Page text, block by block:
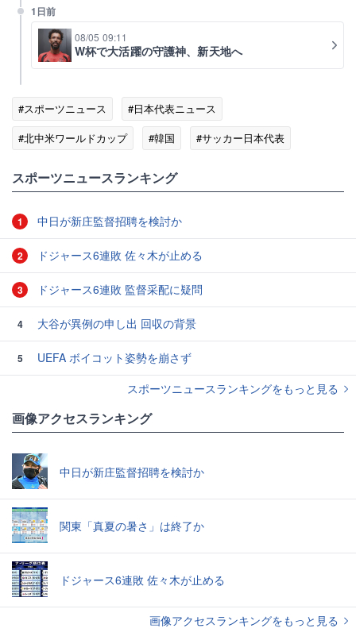
1日前
08/05 09:11
W杯で大活躍の守護神、新天地へ
#スポーツニュース
#日本代表ニュース
#北中米ワールドカップ
#韓国
#サッカー日本代表
スポーツニュースランキング
1 中日が新庄監督招聘を検討か
2 ドジャース6連敗 佐々木が止める
3 ドジャース6連敗 監督采配に疑問
4 大谷が異例の申し出 回収の背景
5
UEFA ボイコット姿勢を崩さず
スポーツニュースランキングをもっと見る
画像アクセスランキング
中日が新庄監督招聘を検討か
関東「真夏の暑さ」は終了か
ドジャース6連敗 佐々木が止める
画像アクセスランキングをもっと見る